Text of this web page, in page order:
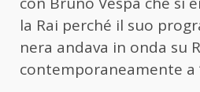
la Rai perché il suo
nera andava in onda su
contemporaneamente a